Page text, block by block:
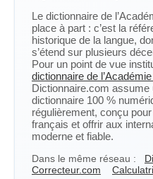
Le dictionnaire de
place à part : c’est la
historique de la langue,
s’étend sur plusieurs
Pour un point de vue
dictionnaire de
Dictionnaire.com
dictionnaire 100 %
régulièrement, conçu
français et offrir aux
moderne et fiable.
Dans le même réseau :
Correcteur.com